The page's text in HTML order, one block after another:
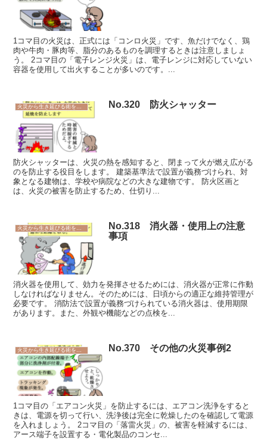
1コマ目の火災は、正式には「コンロ火災」です、魚だけでなく、鶏
肉や牛肉・豚肉等、脂分のあるものを調理するときは注意しましょ
う。 2コマ目の「電子レンジ火災」は、電子レンジに対応していない
容器を使用して出火することが多いのです。...
No.320 防火シャッター
防火シャッターは、火災の熱を感知すると、閉まって火が燃え広がる
のを防止する役目をします。 建築基準法で設置が義務づけられ、対
象となる建物は、学校や病院などの大きな建物です。 防火区画と
は、火災の被害を防止するため、仕切り...
火災から生き延びる術を学ぼう
No.318 消火器・使用上の注意
事項
消火器を使用して、効力を発揮させるためには、消火器が正常に作動
しなければなりません。そのためには、日頃からの適正な維持管理が
必要です。 消防法で設置が義務づけられている消火器は、使用期限
があります。また、外観や機能などの点検を...
No.370 その他の火災事例2
1コマ目の「エアコン火災」を防止するには、エアコン洗浄をすると
きは、電源を切って行い、洗浄後は完全に乾燥したのを確認して電源
を入れましょう。 2コマ目の「落雷火災」の、被害を軽減するには、
アース端子を設置する・電化製品のコンセ...